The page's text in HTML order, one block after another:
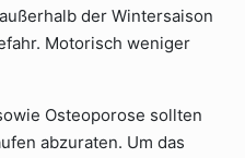
der Wintersaison
Motorisch weniger
Osteoporose sollten
abzuraten. Um das